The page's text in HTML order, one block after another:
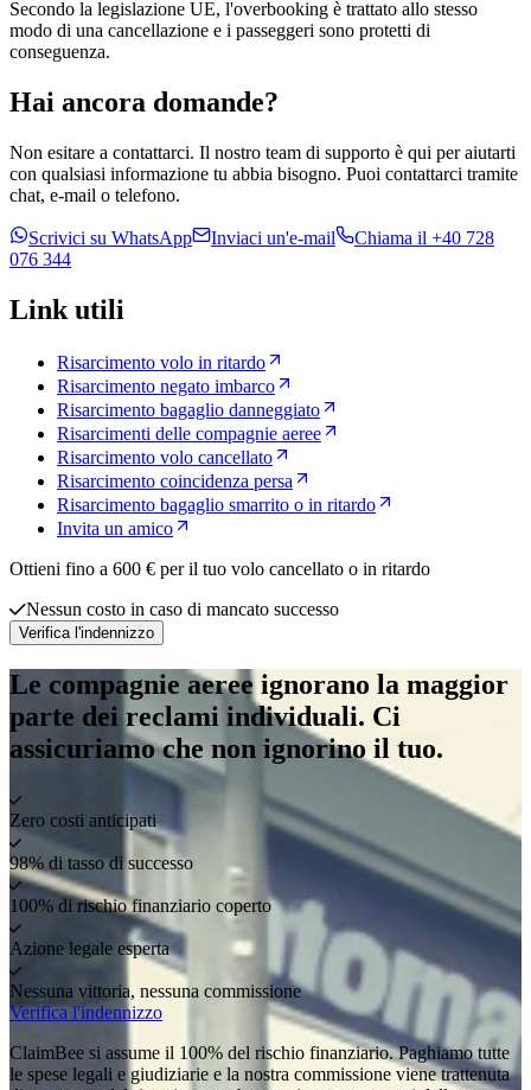
Secondo la legislazione UE, l'overbooking è trattato allo stesso
modo di una cancellazione e i passeggeri sono protetti di
conseguenza.
Hai ancora domande?
Non esitare a contattarci. Il nostro team di supporto è qui per aiutarti
con qualsiasi informazione tu abbia bisogno. Puoi contattarci tramite
chat, e-mail o telefono.
Scrivici su WhatsApp Inviaci un'e-mail
Chiama il +40 728
076 344
Link utili
Risarcimento volo in ritardo
Risarcimento negato imbarco
Risarcimento bagaglio danneggiato
Risarcimenti delle compagnie aeree
Risarcimento volo cancellato
Risarcimento coincidenza persa
Risarcimento bagaglio smarrito o in ritardo
Invita un amico
Ottieni fino a 600 € per il tuo volo cancellato o in ritardo
Nessun costo in caso di mancato successo
Verifica l'indennizzo
Le compagnie aeree ignorano la maggior
parte dei reclami individuali. Ci
assicuriamo che non ignorino il tuo.
Zero costi anticipati
98% di tasso di successo
100% di rischio finanziario coperto
Azione legale esperta
Nessuna vittoria, nessuna commissione
Verifica l'indennizzo
ClaimBee si assume il 100% del rischio finanziario. Paghiamo tutte
le spese legali e giudiziarie e la nostra commissione viene trattenuta